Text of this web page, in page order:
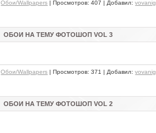
Обои/Wallpapers | Просмотров: 407 | Добавил:vovanig
ОБОИ НА ТЕМУ ФОТОШОП VOL 3
Обои/Wallpapers | Просмотров: 371 | Добавил:vovanig
ОБОИ НА ТЕМУ ФОТОШОП VOL 2